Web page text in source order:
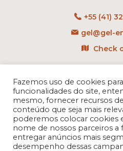
+55 (41)
gel@gel-
Check
CEP: 81290-
Curitiba -
Fazemos uso de cookies
funcionalidades do site,
mesmo, fornecer recursos
conteúdo que seja mais
poderemos colocar cookies
nome de nossos parceiros a
entregar anúncios mais
desempenho dessas